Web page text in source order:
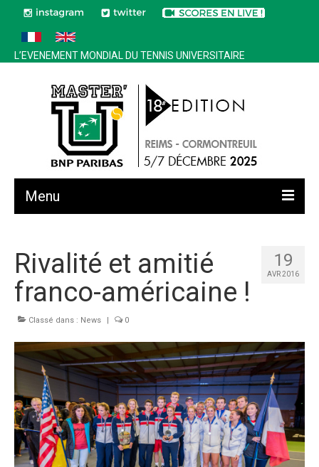
L’EVENEMENT MONDIAL DU TENNIS UNIVERSITAIRE
Menu
Edition 2025
Historique
Palmarès
Photos
Vidéos
19
AVR 2016
Rivalité et amitié
franco-américaine !
Classé dans : News | 0